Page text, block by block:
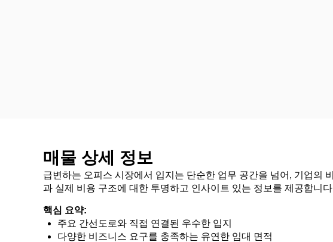
매물 상세 정보
급변하는 오피스 시장에서 입지는 단순한 업무 공간을 넘어, 기업의
과 실제 비용 구조에 대한 투명하고 인사이트 있는 정보를 제공합니
핵심 요약:
주요 간선도로와 직접 연결된 우수한 입지
다양한 비즈니스 요구를 충족하는 유연한 임대 면적